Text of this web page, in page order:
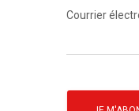
o
Courrier